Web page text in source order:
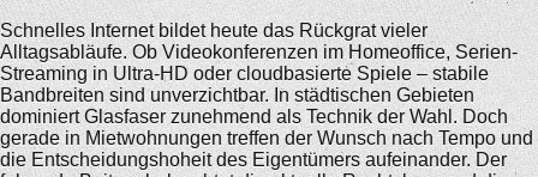
Schnelles Internet bildet heute das Rückgrat vieler
Alltagsabläufe. Ob Videokonferenzen im Homeoffice, Serien-
Streaming in Ultra-HD oder cloudbasierte Spiele – stabile
Bandbreiten sind unverzichtbar. In städtischen Gebieten
dominiert Glasfaser zunehmend als Technik der Wahl. Doch
gerade in Mietwohnungen treffen der Wunsch nach Tempo und
die Entscheidungshoheit des Eigentümers aufeinander. Der